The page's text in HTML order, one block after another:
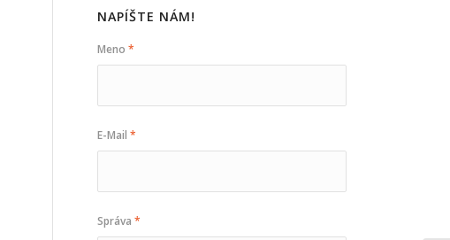
NAPÍŠTE NÁM!
Meno *
E-Mail *
Správa *